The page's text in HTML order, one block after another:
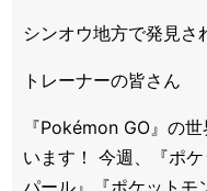
シンオウ地方で発見さ
トレーナーの皆さん
『Pokémon GO』の
います！ 今週、『ポ
パール』『ポケットモ